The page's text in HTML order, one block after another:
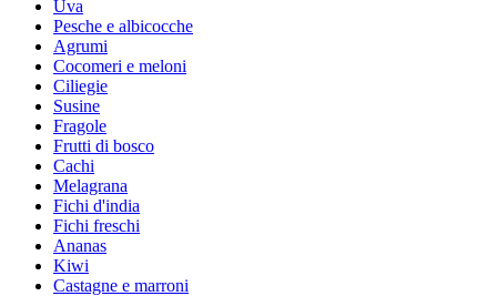
Uva
Pesche e albicocche
Agrumi
Cocomeri e meloni
Ciliegie
Susine
Fragole
Frutti di bosco
Cachi
Melagrana
Fichi d'india
Fichi freschi
Ananas
Kiwi
Castagne e marroni